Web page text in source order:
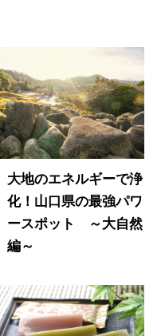
大地のエネルギーで浄
化！山口県の最強パワ
ースポット ～大自然
編～